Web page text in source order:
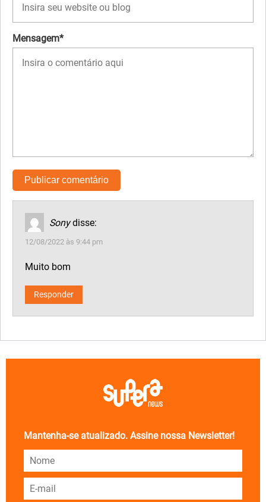
Mensagem*
Sony disse:
12/08/2022 às 9:44 pm
Muito bom
Responder
Mantenha-se atualizado. Assine nossa Newsletter!